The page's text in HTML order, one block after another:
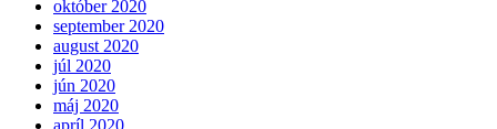
október 2020
september 2020
august 2020
júl 2020
jún 2020
máj 2020
apríl 2020